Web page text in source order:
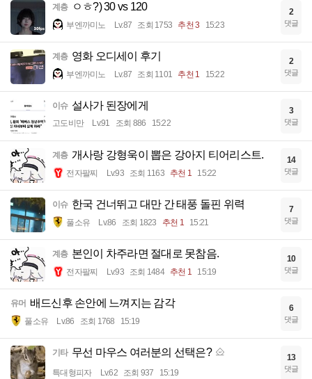
계층 ㅇㅎ?) 30 vs 120
부엔까미노 Lv.87 조회 1753 추천 3 15:23
2
댓글
계층 영화 오디세이 후기
부엔까미노 Lv.87 조회 1101 추천 1 15:22
2
댓글
이슈 설사가 된장에게
고도비만 Lv.91 조회 886 15:22
3
댓글
계층 개사랑 강형욱이 뽑은 강아지 티어리스트.
전자팔찌 Lv.93 조회 1163 추천 1 15:22
14
댓글
이슈 한국 건너뛰고 대만 간 태풍 돌핀 위력
풀소유 Lv.86 조회 1823 추천 1 15:21
7
댓글
계층 본인이 차주라면 절대로 못참음.
전자팔찌 Lv.93 조회 1484 추천 1 15:19
10
댓글
유머 배드신후 손안에 느껴지는 감각
풀소유 Lv.86 조회 1768 15:19
6
댓글
기타 무선 마우스 여러분의 선택은?
특대형피자 Lv.62 조회 937 15:19
13
댓글